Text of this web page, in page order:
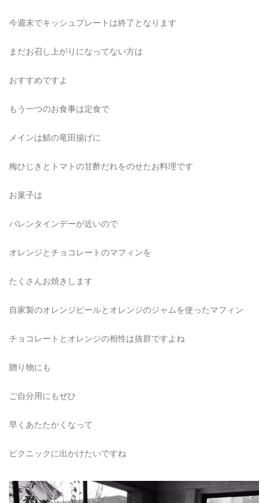
今週末でキッシュプレートは終了となります
まだお召し上がりになってない方は
おすすめですよ
もう一つのお食事は定食で
メインは鯖の竜田揚げに
梅ひじきとトマトの甘酢だれをのせたお料理です
お菓子は
バレンタインデーが近いので
オレンジとチョコレートのマフィンを
たくさんお焼きします
自家製のオレンジピールとオレンジのジャムを使ったマフィン
チョコレートとオレンジの相性は抜群ですよね
贈り物にも
ご自分用にもぜひ
早くあたたかくなって
ピクニックに出かけたいですね